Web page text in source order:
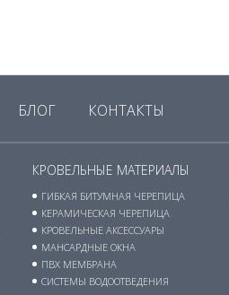
БЛОГ КОНТАКТЫ
КРОВЕЛЬНЫЕ МАТЕРИАЛЫ
ГИБКАЯ БИТУМНАЯ ЧЕРЕПИЦА
КЕРАМИЧЕСКАЯ ЧЕРЕПИЦА
КРОВЕЛЬНЫЕ АКСЕССУАРЫ
МАНСАРДНЫЕ ОКНА
ПВХ МЕМБРАНА
СИСТЕМЫ ВОДООТВЕДЕНИЯ